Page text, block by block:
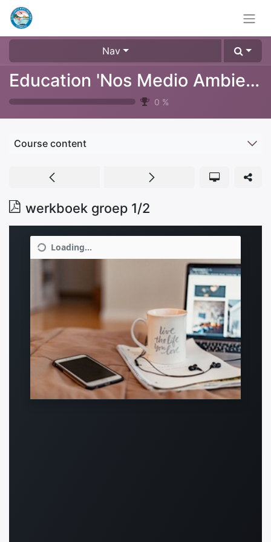
Nav
Education 'Nos Medio Ambiente'
0 %
Course content
werkboek groep 1/2